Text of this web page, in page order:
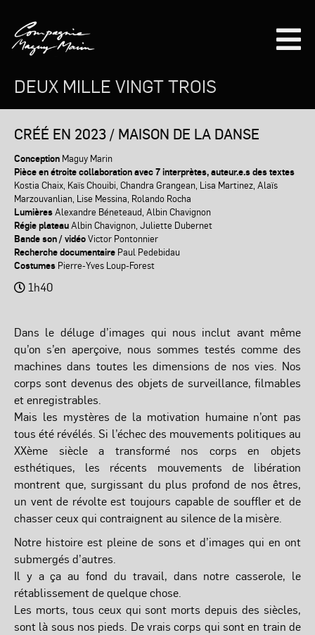
contenu
principal
DEUX MILLE VINGT TROIS
CRÉÉ EN 2023 / MAISON DE LA DANSE
Conception Maguy Marin
Pièce en étroite collaboration avec 7 interprètes, auteur.e.s des textes
Kostia Chaix, Kaïs Chouibi, Chandra Grangean, Lisa Martinez, Alaïs
Marzouvanlian, Lise Messina, Rolando Rocha
LumièresAlexandre Béneteaud, Albin Chavignon
Régie plateauAlbin Chavignon, Juliette Dubernet
Bande son / vidéoVictor Pontonnier
Recherche documentaire Paul Pedebidau
Costumes Pierre-Yves Loup-Forest
1h40
Dans le déluge d’images qui nous inclut avant même
qu’on s’en aperçoive, nous sommes testés comme des
machines dans toutes les dimensions de nos vies. Nos
corps sont devenus des objets de surveillance, filmables
et enregistrables.
Mais les mystères de la motivation humaine n’ont pas
tous été révélés. Si l’échec des mouvements politiques au
XXème siècle a transformé nos corps en objets
esthétiques, les récents mouvements de libération
montrent que, surgissant du plus profond de nos êtres,
un vent de révolte est toujours capable de souffler et de
chasser ceux qui contraignent au silence de la misère.
Notre histoire est pleine de sons et d’images qui en ont
submergés d’autres.
Il y a ça au fond du travail, dans notre casserole, le
rétablissement de quelque chose.
Les morts, tous ceux qui sont morts depuis des siècles,
sont là sous nos pieds. De vrais corps qui sont en train de